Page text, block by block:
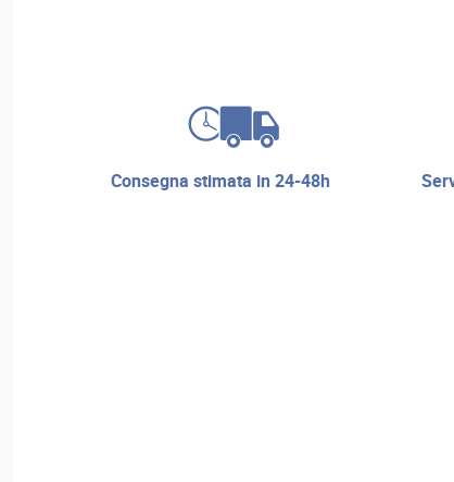
consegna stimata in 24-48h
servizio di riparazione e assistenza